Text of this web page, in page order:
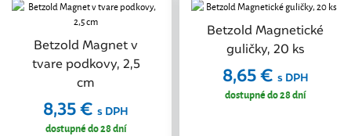
Betzold Magnet v
tvare podkovy, 2,5
cm
8,35 € s DPH
dostupné do 28 dní
Betzold Magnetické
guličky, 20 ks
8,65 € s DPH
dostupné do 28 dní